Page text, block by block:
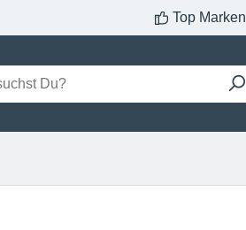
Top Marken